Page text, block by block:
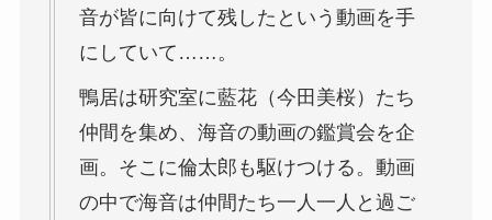
音が皆に向けて残したという動画を手
にしていて……。
鴨居は研究室に藍花（今田美桜） たち
仲間を集め、海音の動画の鑑賞会を企
画。そこに倫太郎も駆けつける。動画
の中で海音は仲間たち一人一人と過ご